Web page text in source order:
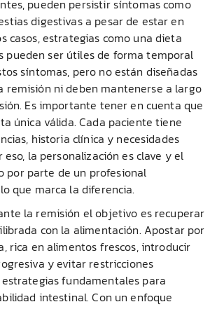
pueden persistir síntomas como
digestivas a pesar de estar en
casos, estrategias como una dieta
pueden ser útiles de forma temporal
síntomas, pero no están diseñadas
remisión ni deben mantenerse a largo
Es importante tener en cuenta que
única válida. Cada paciente tiene
historia clínica y necesidades
la personalización es clave y el
por parte de un profesional
que marca la diferencia.
la remisión el objetivo es recuperar
con la alimentación. Apostar por
rica en alimentos frescos, introducir
y evitar restricciones
fundamentales para
intestinal. Con un enfoque